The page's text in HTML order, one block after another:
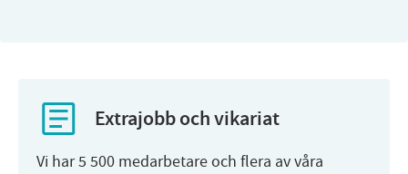
Extrajobb och vikariat
Vi har 5 500 medarbetare och flera av våra